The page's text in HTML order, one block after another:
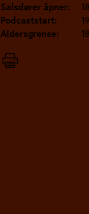
Salsdører åpner:
Podcaststart:
Aldersgrense: